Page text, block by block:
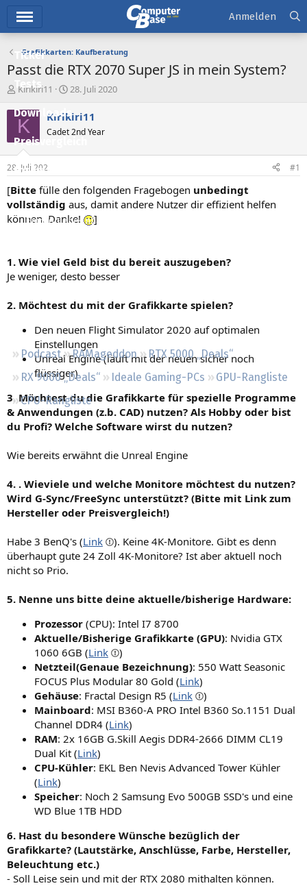
Ticker
Tests
Downloads
Preisvergleich
Forum
Aktuelles
Empfohlene Inhalte
Neueste Aktivitäten
Podcast RAMageddon
RTX 5000 „Deals“
RX 9000 „Deals“
Ideale Gaming-PCs
GPU-Rangliste
CPU-Rangliste
Anmelden
Grafikkarten: Kaufberatung
Passt die RTX 2070 Super JS in mein System?
E
s
e
e
r
Kirikiri11
E
s
e
t
a
28. Juli 2020
K Kirikiri11
Cadet 2nd Year
28. Juli 2020 #1
[Bitte fülle den folgenden Fragebogen unbedingt
vollständig aus, damit andere Nutzer dir effizient helfen
können. Danke!
]
1. Wie viel Geld bist du bereit auszugeben?
Je weniger, desto besser
2. Möchtest du mit der Grafikkarte spielen?
Den neuen Flight Simulator 2020 auf optimalen
Einstellungen
Unreal Engine (läuft mit der neuen sicher noch
flüssiger)
3. Möchtest du die Grafikkarte für spezielle Programme
& Anwendungen (z.b. CAD) nutzen? Als Hobby oder bist
du Profi? Welche Software wirst du nutzen?
Wie bereits erwähnt die Unreal Engine
4. . Wieviele und welche Monitore möchtest du nutzen?
Wird G-Sync/FreeSync unterstützt? (Bitte mit Link zum
Hersteller oder Preisvergleich!)
Habe 3 BenQ's (Link
). Keine 4K-Monitore. Gibt es denn
überhaupt gute 24 Zoll 4K-Monitore? Ist aber aktuell noch
nicht so Prio.
5. Nenne uns bitte deine aktuelle/bisherige Hardware:
Prozessor (CPU): Intel I7 8700
Aktuelle/Bisherige Grafikkarte (GPU): Nvidia GTX
1060 6GB (Link
)
Netzteil(Genaue Bezeichnung): 550 Watt Seasonic
FOCUS Plus Modular 80 Gold (Link)
Gehäuse: Fractal Design R5 (Link
)
Mainboard: MSI B360-A PRO Intel B360 So.1151 Dual
Channel DDR4 (Link)
RAM: 2x 16GB G.Skill Aegis DDR4-2666 DIMM CL19
Dual Kit (Link)
CPU-Kühler: EKL Ben Nevis Advanced Tower Kühler
(Link)
Speicher: Noch 2 Samsung Evo 500GB SSD's und eine
WD Blue 1TB HDD
6. Hast du besondere Wünsche bezüglich der
Grafikkarte? (Lautstärke, Anschlüsse, Farbe, Hersteller,
Beleuchtung etc.)
- Soll Leise sein und mit der RTX 2080 mithalten können.